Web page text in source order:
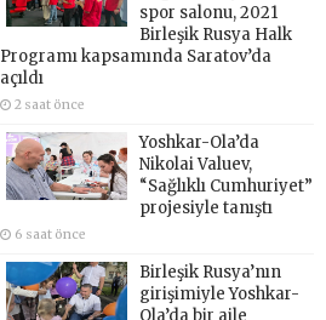
spor salonu, 2021
Birleşik Rusya Halk
Programı kapsamında Saratov’da
açıldı
2 saat önce
Yoshkar-Ola’da
Nikolai Valuev,
“Sağlıklı Cumhuriyet”
projesiyle tanıştı
6 saat önce
Birleşik Rusya’nın
girişimiyle Yoshkar-
Ola’da bir aile